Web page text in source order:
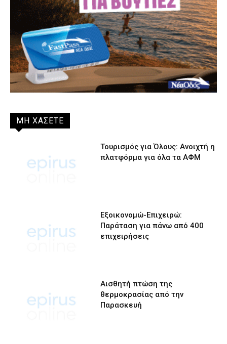
ΜΗ ΧΑΣΕΤΕ
Τουρισμός για Όλους: Ανοιχτή η
πλατφόρμα για όλα τα ΑΦΜ
Εξοικονομώ-Επιχειρώ:
Παράταση για πάνω από 400
επιχειρήσεις
Αισθητή πτώση της
θερμοκρασίας από την
Παρασκευή